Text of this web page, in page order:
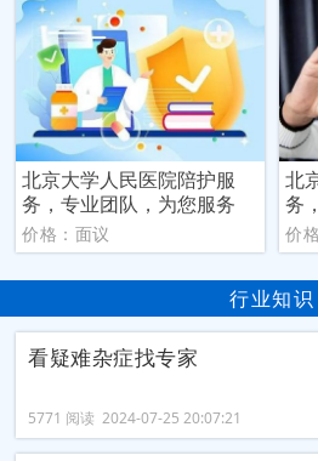
北京大学人民医院陪护服
务，专业团队，为您服务
价格：面议
北
务
价
行业知识
看疑难杂症找专家
5771 阅读 2024-07-25 20:07:21